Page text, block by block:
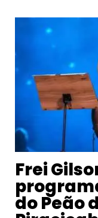
Frei
do Peão